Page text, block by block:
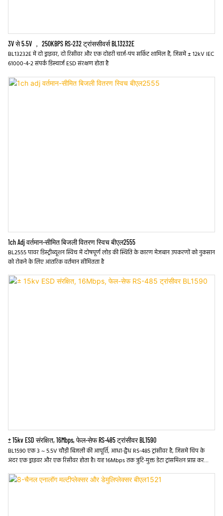
3V से 5.5V ， 250KBPS RS-232 ट्रांससीवर्स BL13232E
BL13232E में दो ड्राइवर, दो रिसीवर और एक दोहरी चार्ज-पंप सर्किट शामिल हैं, जिसमें ± 12kV IEC
61000-4-2 संपर्क डिस्चार्ज ESD संरक्षण होता है
1ch Adj वर्तमान-सीमित बिजली वितरण स्विच बीएल2555
BL2555 पावर डिस्ट्रीब्यूशन स्विच में दोषपूर्ण लोड की स्थिति के कारण मेजबान उपकरणों को नुकसान
को रोकने के लिए आंतरिक वर्तमान सीमितता है
± 15kv ESD संरक्षित, 16Mbps, फेल-सेफ RS-485 ट्रांसीवर BL1590
BL1590 एक 3 ~ 5.5V चौड़ी बिजली की आपूर्ति, आधा-द्वैध RS-485 ट्रांसीवर है, जिसमें चिप के
अंदर एक ड्राइवर और एक रिसीवर होता है। यह 16Mbps तक त्रुटि-मुक्त डेटा ट्रांसमिशन प्राप्त कर
रिसीवर का आउटपुट एक तर्क उच्च अवस्था में है जब रिसीवर इनपुट खुला या छोटा होता है